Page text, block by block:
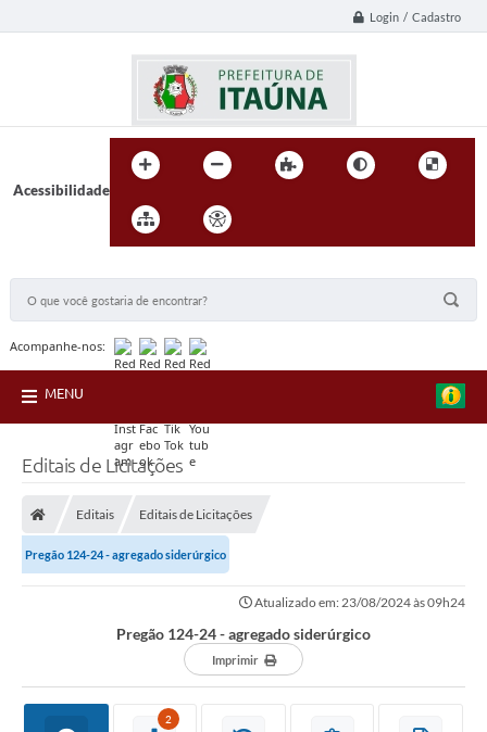
Login / Cadastro
Acessibilidade
Acompanhe-nos:
MENU
Editais de Licitações
Editais Editais de Licitações
Pregão 124-24 - agregado siderúrgico
Atualizado em: 23/08/2024 às 09h24
Pregão 124-24 - agregado siderúrgico
Imprimir
2